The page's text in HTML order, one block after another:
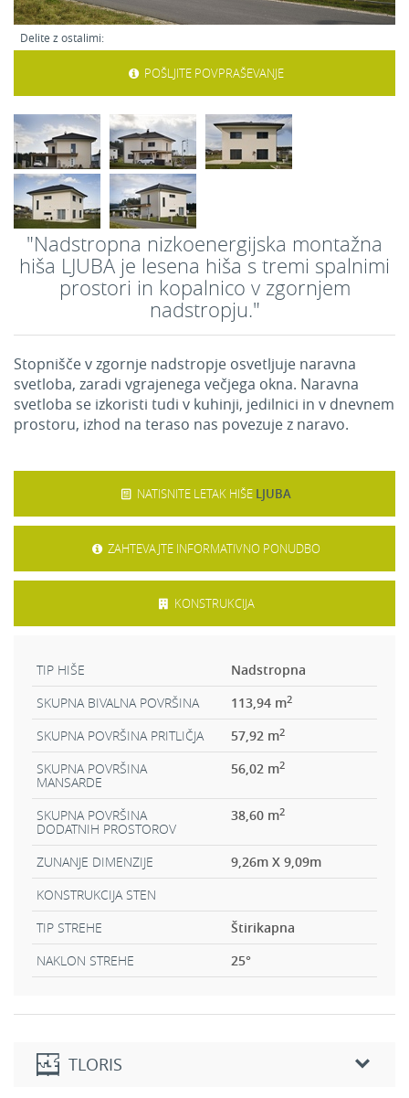
Delite z ostalimi:
POŠLJITE POVPRAŠEVANJE
"Nadstropna nizkoenergijska montažna
hiša LJUBA je lesena hiša s tremi spalnimi
prostori in kopalnico v zgornjem
nadstropju."
Stopnišče v zgornje nadstropje osvetljuje naravna
svetloba, zaradi vgrajenega večjega okna. Naravna
svetloba se izkoristi tudi v kuhinji, jedilnici in v dnevnem
prostoru, izhod na teraso nas povezuje z naravo.
NATISNITE LETAK HIŠE LJUBA
ZAHTEVAJTE INFORMATIVNO PONUDBO
KONSTRUKCIJA
TIP HIŠE
Nadstropna
SKUPNA BIVALNA POVRŠINA
113,94 m2
SKUPNA POVRŠINA PRITLIČJA 57,92 m2
SKUPNA POVRŠINA
MANSARDE
56,02 m2
SKUPNA POVRŠINA
DODATNIH PROSTOROV
38,60 m2
ZUNANJE DIMENZIJE
9,26m X 9,09m
KONSTRUKCIJA STEN
TIP STREHE
Štirikapna
NAKLON STREHE
25°
TLORIS